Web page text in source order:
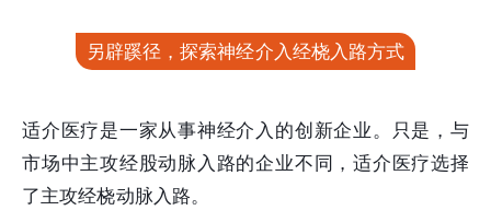
另辟蹊径，探索神经介入经桡入路方式
适介医疗是一家从事神经介入的创新企业。只是，与
市场中主攻经股动脉入路的企业不同，适介医疗选择
了主攻经桡动脉入路。